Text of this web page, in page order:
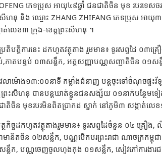
ភេទប្រុស អាយុ៤៩ឆ្នាំ ជនជាតិចិន មុខ របរទេ
សីហនុ និង ឈ្មោះ ZHANG ZHIFANG ភេទប្រុស អាយុ
ាត់លេខ៣ ក្រុង-ខេត្តព្រះសីហនុ ។
រតិបត្តិការនេះ ដកហូតវត្ថុតាង រួមមាន៖ ទូរសព្ទដៃ ០៣
,កាតបន្ទប់ ០៣សន្លឹក, អត្តសញ្ញាបណ្ណសញ្ជាតិចិន ០១សន្
លាម៉ោង១៣:០០នាទី កម្លាំងជំនាញ បន្តចុះទៅចំណុចផ្ទះ
ព្រះសីហនុ បានបន្តឃាត់ខ្លួនជនសង្ស័យ ០១នាក់បន្ថែមទ
ាតិចិន មុខរបរមិនពិតប្រាកដ ស្នាក់ នៅភូមិ៣ សង្កាត់លេ
កិច្ចដកហូតវត្ថុតាងរួមមាន៖ ទូរសព្ទដៃចំនួន ០៤ គ្រឿង,
មានិតចិន ០២សន្លឹក, បណ្ណបើកបរព្រះរាជា ណាចក្រកម្
ន្លឹក, បណ្ណចេញចូលហុងកុង ០១សន្លឹក, សៀវភៅការងារ